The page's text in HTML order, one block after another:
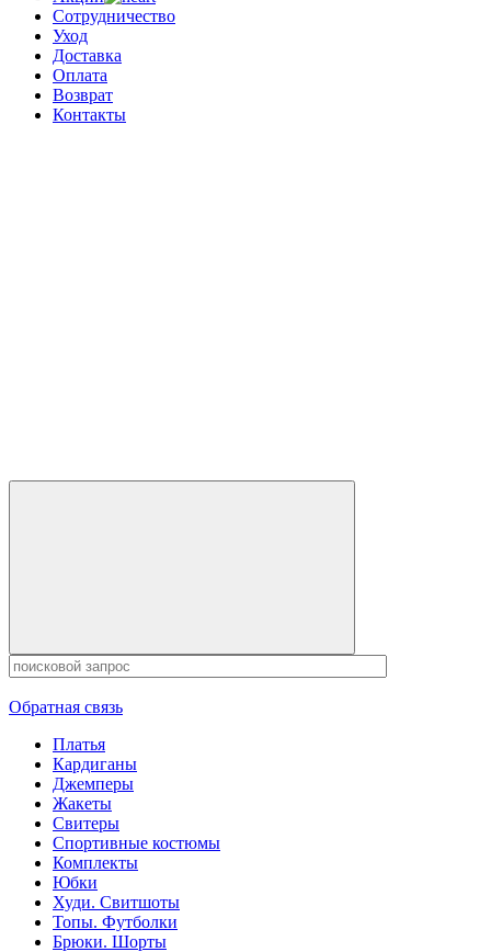
Сотрудничество
Уход
Доставка
Оплата
Возврат
Контакты
Обратная связь
Платья
Кардиганы
Джемперы
Жакеты
Свитеры
Спортивные костюмы
Комплекты
Юбки
Худи. Свитшоты
Топы. Футболки
Брюки. Шорты